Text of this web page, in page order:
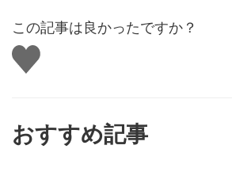
この記事は良かったですか？
い
い
おすすめ記事